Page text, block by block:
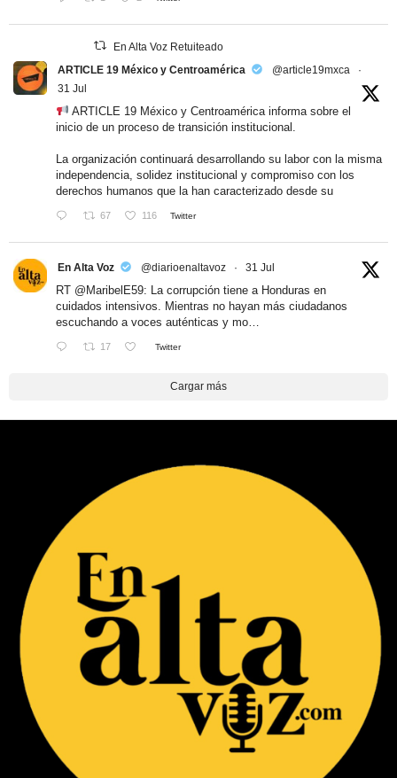
En Alta Voz Retuiteado
ARTICLE 19 México y Centroamérica
@article19mxca
·
31 Jul
ARTICLE 19 México y Centroamérica informa sobre el
inicio de un proceso de transición institucional.
La organización continuará desarrollando su labor con la misma
independencia, solidez institucional y compromiso con los
derechos humanos que la han caracterizado desde su
67 116 Twitter
En Alta Voz @diarioenaltavoz · 31 Jul
RT @MaribelE59: La corrupción tiene a Honduras en
cuidados intensivos. Mientras no hayan más ciudadanos
escuchando a voces auténticas y mo…
17 Twitter
Cargar más